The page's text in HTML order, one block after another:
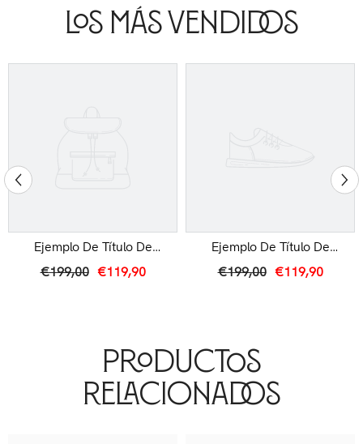
Los Más Vendidos
Ejemplo De Título De
Producto
€199,00 €119,90
Ejemplo De Título De
Producto
€199,00 €119,90
Productos
Relacionados